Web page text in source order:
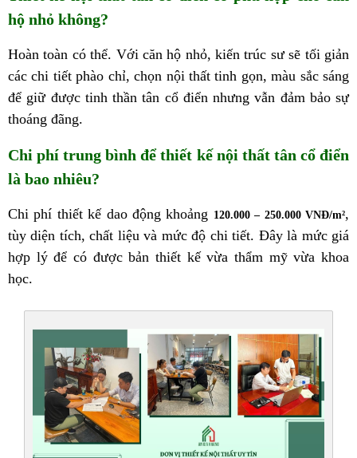
hộ nhỏ không?
Hoàn toàn có thể. Với căn hộ nhỏ, kiến trúc sư sẽ tối giản
các chi tiết phào chỉ, chọn nội thất tinh gọn, màu sắc sáng
để giữ được tinh thần tân cổ điển nhưng vẫn đảm bảo sự
thoáng đãng.
Chi phí trung bình để thiết kế nội thất tân cổ điển
là bao nhiêu?
Chi phí thiết kế dao động khoảng 120.000 – 250.000 VNĐ/m²,
tùy diện tích, chất liệu và mức độ chi tiết. Đây là mức giá
hợp lý để có được bản thiết kế vừa thẩm mỹ vừa khoa
học.